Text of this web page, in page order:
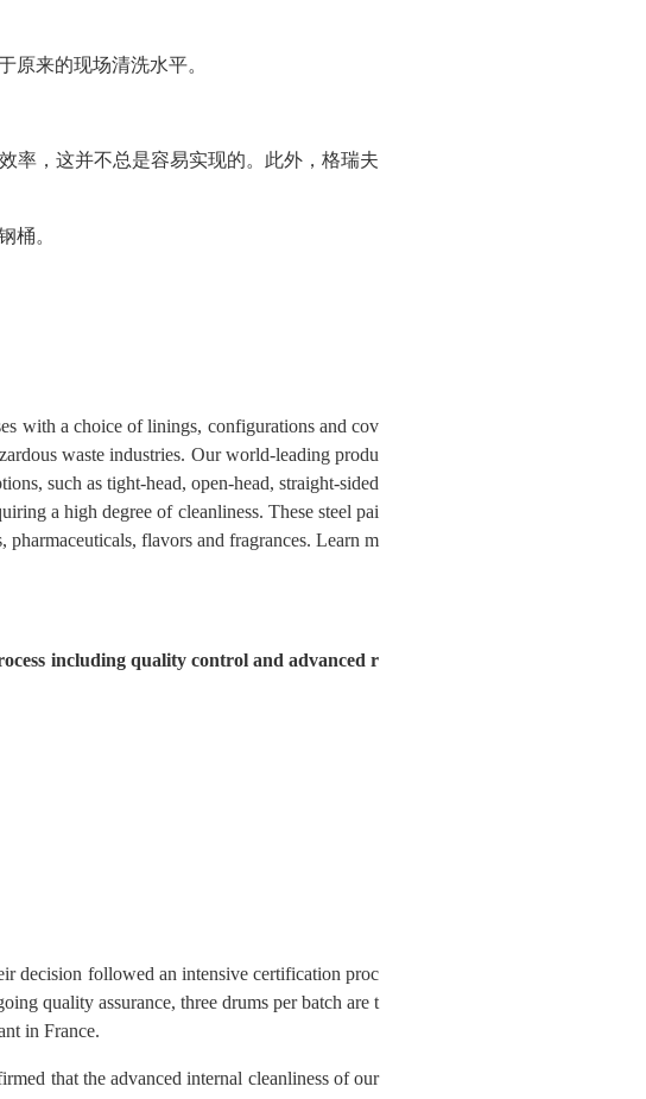
原来的现场清洗水平。
率，这并不总是容易实现的。此外，格瑞夫
桶。
with a choice of linings, configurations and cov
waste industries. Our world-leading produ
such as tight-head, open-head, straight-sided
a high degree of cleanliness. These steel pai
pharmaceuticals, flavors and fragrances. Learn m
including quality control and advanced r
decision followed an intensive certification proc
quality assurance, three drums per batch are t
in France.
that the advanced internal cleanliness of our